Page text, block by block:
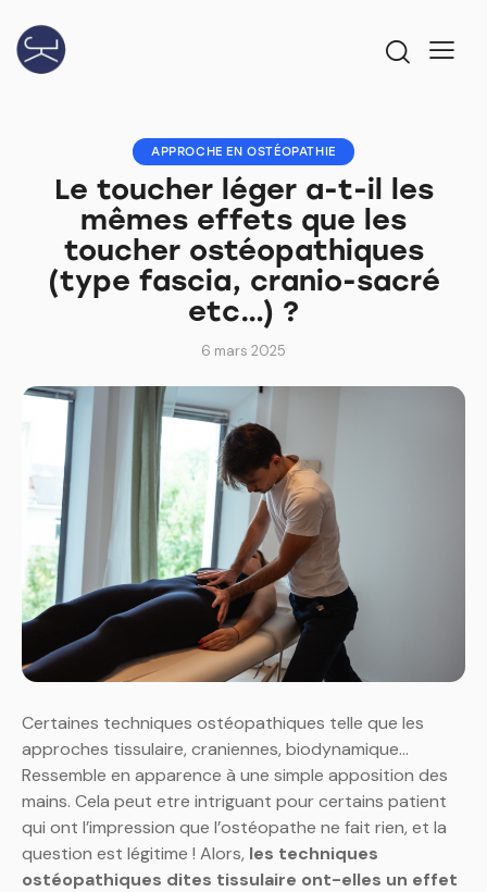
APPROCHE EN OSTÉOPATHIE
Le toucher léger a-t-il les
mêmes effets que les
toucher ostéopathiques
(type fascia, cranio-sacré
etc…) ?
6 mars 2025
Certaines techniques ostéopathiques telle que les
approches tissulaire, craniennes, biodynamique…
Ressemble en apparence à une simple apposition des
mains. Cela peut etre intriguant pour certains patient
qui ont l’impression que l’ostéopathe ne fait rien, et la
question est légitime ! Alors, les techniques
ostéopathiques dites tissulaire ont-elles un effet